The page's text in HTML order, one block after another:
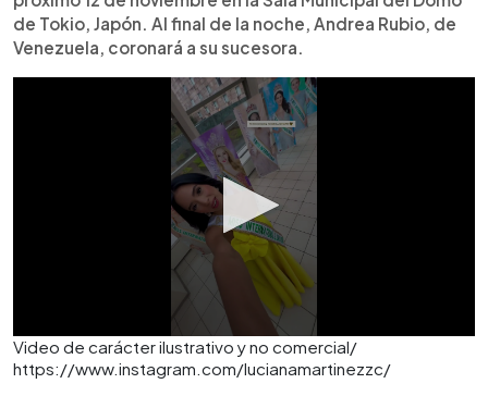
de Tokio, Japón. Al final de la noche, Andrea Rubio, de
Venezuela, coronará a su sucesora.
Video de carácter ilustrativo y no comercial/
https://www.instagram.com/lucianamartinezzc/